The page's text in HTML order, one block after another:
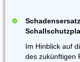
Im Hinblick auf
des zukünftigen